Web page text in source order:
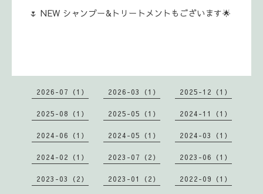
🌷 NEW シャンプー&トリートメントもございます🌟
2026-07（1） 2026-03（1） 2025-12（1）
2025-08（1） 2025-05（1） 2024-11（1）
2024-06（1） 2024-05（1） 2024-03（1）
2024-02（1） 2023-07（2） 2023-06（1）
2023-03（2） 2023-01（2） 2022-09（1）